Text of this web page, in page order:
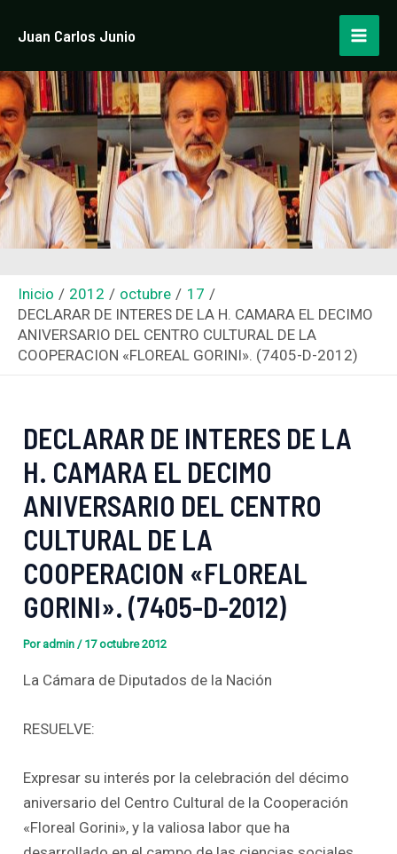
Juan Carlos Junio
Inicio 2012 octubre
17
DECLARAR DE INTERES DE LA H. CAMARA EL DECIMO
ANIVERSARIO DEL CENTRO CULTURAL DE LA
COOPERACION «FLOREAL GORINI». (7405-D-2012)
DECLARAR DE INTERES DE LA
H. CAMARA EL DECIMO
ANIVERSARIO DEL CENTRO
CULTURAL DE LA
COOPERACION «FLOREAL
GORINI». (7405-D-2012)
Por admin/ 17 octubre 2012
La Cámara de Diputados de la Nación
RESUELVE:
Expresar su interés por la celebración del décimo
aniversario del Centro Cultural de la Cooperación
«Floreal Gorini», y la valiosa labor que ha
de